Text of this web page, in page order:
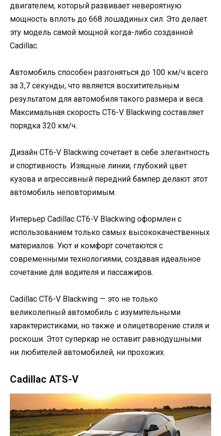
двигателем, который развивает невероятную
мощность вплоть до 668 лошадиных сил. Это делает
эту модель самой мощной когда-либо созданной
Cadillac.
Автомобиль способен разгоняться до 100 км/ч всего
за 3,7 секунды, что является восхитительным
результатом для автомобиля такого размера и веса.
Максимальная скорость CT6-V Blackwing составляет
порядка 320 км/ч.
Дизайн CT6-V Blackwing сочетает в себе элегантность
и спортивность. Изящные линии, глубокий цвет
кузова и агрессивный передний бампер делают этот
автомобиль неповторимым.
Интерьер Cadillac CT6-V Blackwing оформлен с
использованием только самых высококачественных
материалов. Уют и комфорт сочетаются с
современными технологиями, создавая идеальное
сочетание для водителя и пассажиров.
Cadillac CT6-V Blackwing — это не только
великолепный автомобиль с изумительными
характеристиками, но также и олицетворение стиля и
роскоши. Этот суперкар не оставит равнодушными
ни любителей автомобилей, ни прохожих.
Cadillac ATS-V